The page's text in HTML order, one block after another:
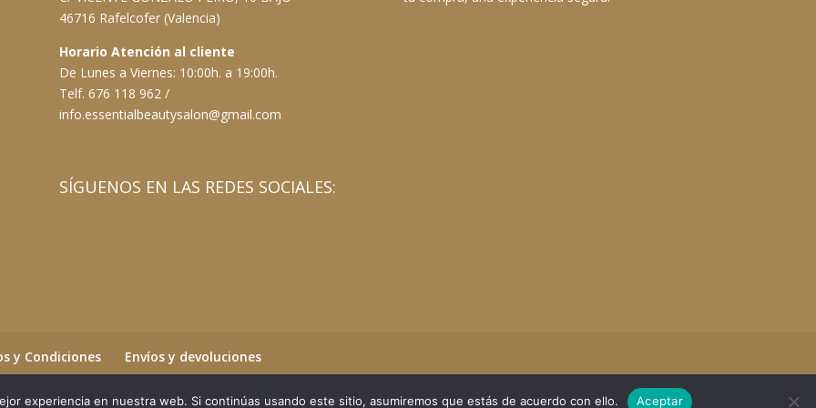
46716 Rafelcofer (Valencia)
Horario Atención al cliente
De Lunes a Viernes: 10:00h. a 19:00h.
Telf. 676 118 962 /
info.essentialbeautysalon@gmail.com
SÍGUENOS EN LAS REDES SOCIALES:
y Condiciones Envíos y devoluciones
experiencia en nuestra web. Si continúas usando este sitio, asumiremos que estás de acuerdo con ello. Aceptar